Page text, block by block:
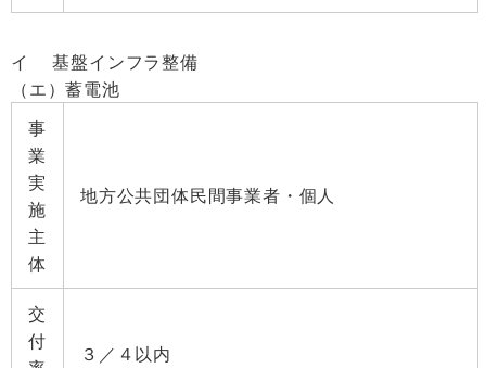
イ 基盤インフラ整備
（エ）蓄電池
事
業
実
施
主
体
地方公共団体民間事業者・個人
交
付
３／４以内